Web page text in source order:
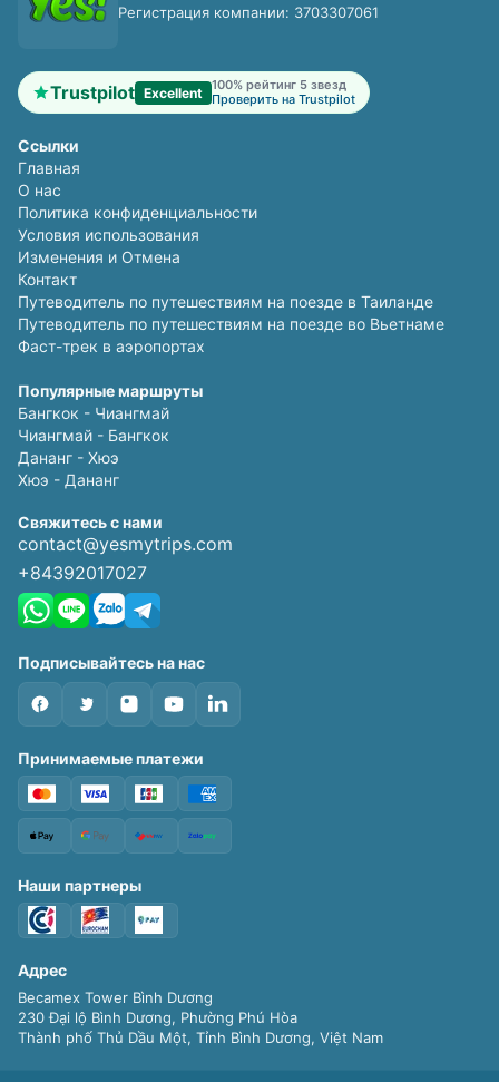
Регистрация компании: 3703307061
Trustpilot Excellent 100% рейтинг 5 звезд
Проверить на Trustpilot
Ссылки
Главная
О нас
Политика конфиденциальности
Условия использования
Изменения и Отмена
Контакт
Путеводитель по путешествиям на поезде в Таиланде
Путеводитель по путешествиям на поезде во Вьетнаме
Фаст-трек в аэропортах
Популярные маршруты
Бангкок - Чиангмай
Чиангмай - Бангкок
Дананг - Хюэ
Хюэ - Дананг
Свяжитесь с нами
contact@yesmytrips.com
+84392017027
Подписывайтесь на нас
Принимаемые платежи
Наши партнеры
Адрес
Becamex Tower Bình Dương
230 Đại lộ Bình Dương, Phường Phú Hòa
Thành phố Thủ Dầu Một, Tỉnh Bình Dương, Việt Nam